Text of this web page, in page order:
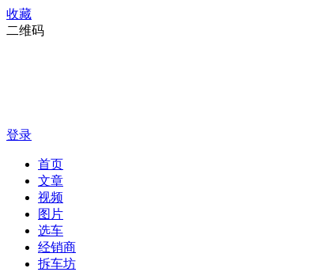
收藏
二维码
登录
首页
文章
视频
图片
选车
经销商
拆车坊